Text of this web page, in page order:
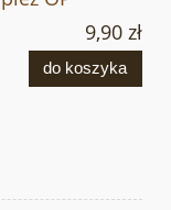
9,90 zł
do koszyka